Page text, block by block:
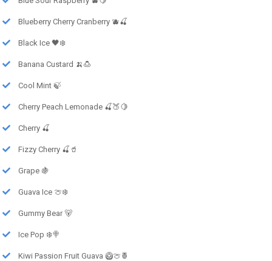
Blueberry Cherry Cranberry 🫐🍒
Black Ice 🖤❄️
Banana Custard 🍌🍮
Cool Mint 🍃
Cherry Peach Lemonade 🍒🍑🍋
Cherry 🍒
Fizzy Cherry 🍒🥤
Grape 🍇
Guava Ice 🍈❄️
Gummy Bear 🐻
Ice Pop ❄️🍭
Kiwi Passion Fruit Guava 🥝🍈🍍